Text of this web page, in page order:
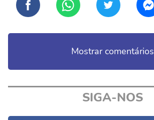
Mostrar comentários
SIGA-NOS